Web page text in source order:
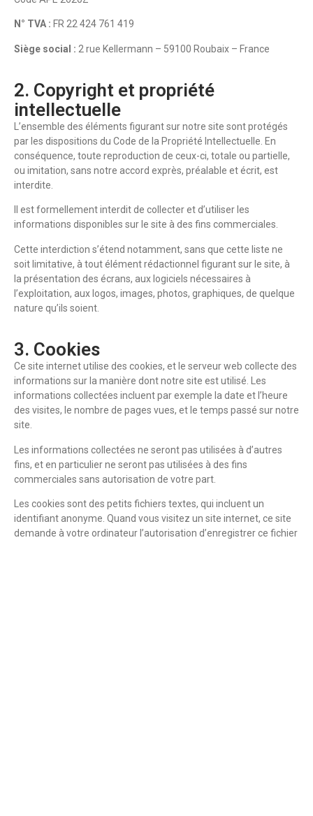
N° TVA : FR 22 424 761 419
Siège social : 2 rue Kellermann – 59100 Roubaix – France
2. Copyright et propriété
intellectuelle
L’ensemble des éléments figurant sur notre site sont protégés
par les dispositions du Code de la Propriété Intellectuelle. En
conséquence, toute reproduction de ceux-ci, totale ou partielle,
ou imitation, sans notre accord exprès, préalable et écrit, est
interdite.
Il est formellement interdit de collecter et d’utiliser les
informations disponibles sur le site à des fins commerciales.
Cette interdiction s’étend notamment, sans que cette liste ne
soit limitative, à tout élément rédactionnel figurant sur le site, à
la présentation des écrans, aux logiciels nécessaires à
l’exploitation, aux logos, images, photos, graphiques, de quelque
nature qu’ils soient.
3. Cookies
Ce site internet utilise des cookies, et le serveur web collecte des
informations sur la manière dont notre site est utilisé. Les
informations collectées incluent par exemple la date et l’heure
des visites, le nombre de pages vues, et le temps passé sur notre
site.
Les informations collectées ne seront pas utilisées à d’autres
fins, et en particulier ne seront pas utilisées à des fins
commerciales sans autorisation de votre part.
Les cookies sont des petits fichiers textes, qui incluent un
identifiant anonyme. Quand vous visitez un site internet, ce site
demande à votre ordinateur l’autorisation d’enregistrer ce fichier